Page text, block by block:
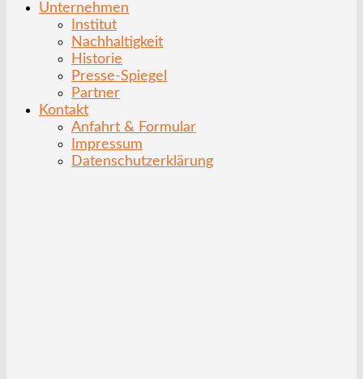
Unternehmen
Institut
Nachhaltigkeit
Historie
Presse-Spiegel
Partner
Kontakt
Anfahrt & Formular
Impressum
Datenschutzerklärung